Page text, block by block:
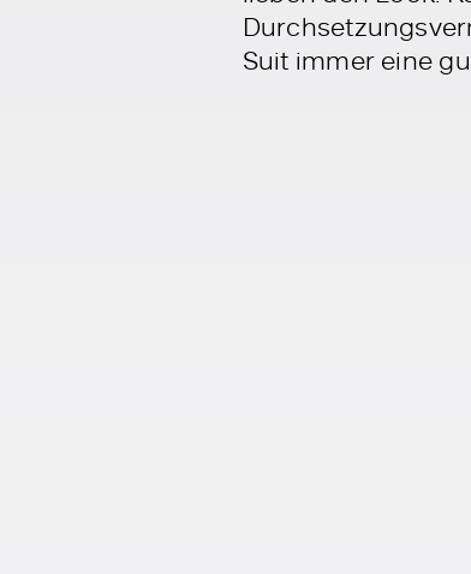
Suit immer eine